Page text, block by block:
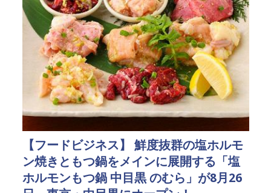
【フードビジネス】 鮮度抜群の塩ホルモ
ン焼きともつ鍋をメインに展開する「塩
ホルモンもつ鍋 中目黒 のむら」が8月26